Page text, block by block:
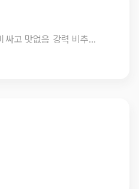
닭갈비 두조각 만원.. 쟁반막국수 2만원 비싸고 맛없음 강력 비추합니다